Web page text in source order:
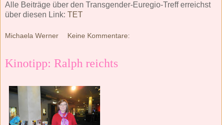
Alle Beiträge über den Transgender-Euregio-Treff erreichst
über diesen Link: TET
Michaela Werner Keine Kommentare:
Kinotipp: Ralph reichts